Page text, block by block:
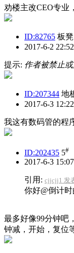
劝楼主改CEO专业
ID:82765 板凳
2017-6-2 22:52
提示: 作者被禁止
ID:207344 地
2017-6-3 12:22
我这有数码管的程
ID:202435 5#
2017-6-3 15:07
引用: cjjcjj1 发
你好@倒计
最多好像99分钟吧
钟减，开始，复位